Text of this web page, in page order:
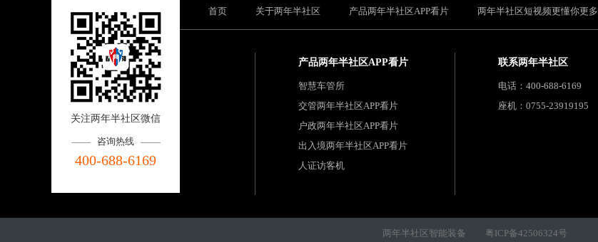
关注两年半社区微信
咨询热线
400-688-6169
首页 关于两年半社区 产品两年半社区APP看片 两年半社区短视频更懂你更多
产品两年半社区APP看片
智慧车管所
交管两年半社区APP看片
户政两年半社区APP看片
出入境两年半社区APP看片
人证访客机
联系两年半社区
电话：400-688-6169
座机：0755-23919195
两年半社区智能装备 粤ICP备42506324号